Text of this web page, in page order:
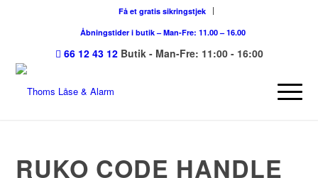
Få et gratis sikringstjek
Åbningstider i butik – Man-Fre: 11.00 – 16.00
66 12 43 12 Butik - Man-Fre: 11:00 - 16:00
RUKO CODE HANDLE